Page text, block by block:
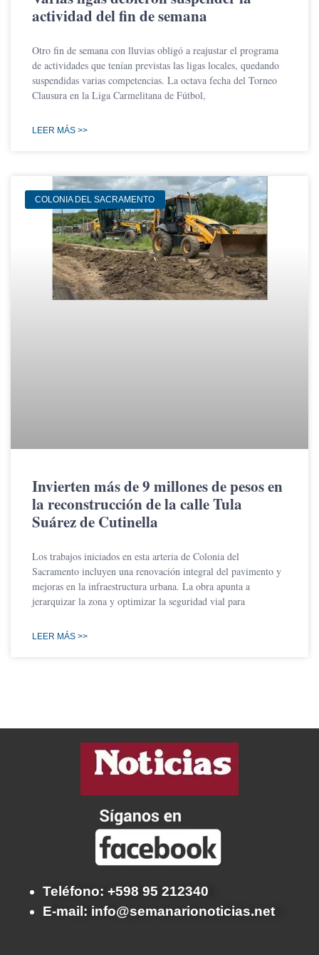
actividad del fin de semana
Otro fin de semana con lluvias obligó a reajustar el programa
de actividades que tenían previstas las ligas locales, quedando
suspendidas varias competencias. La octava fecha del Torneo
Clausura en la Liga Carmelitana de Fútbol,
LEER MÁS >>
COLONIA DEL SACRAMENTO
Invierten más de 9 millones de pesos en
la reconstrucción de la calle Tula
Suárez de Cutinella
Los trabajos iniciados en esta arteria de Colonia del
Sacramento incluyen una renovación integral del pavimento y
mejoras en la infraestructura urbana. La obra apunta a
jerarquizar la zona y optimizar la seguridad vial para
LEER MÁS >>
Teléfono: +598 95 212340
E-mail: info@semanarionoticias.net